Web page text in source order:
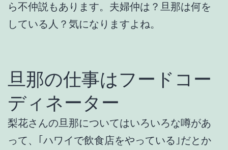
ら不仲説もあります。夫婦仲は？旦那は何を
している人？気になりますよね。
旦那の仕事はフードコー
ディネーター
梨花さんの旦那についてはいろいろな噂があ
って、｢ハワイで飲食店をやっている｣だとか